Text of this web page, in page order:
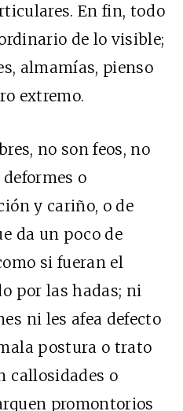
En fin, todo
de lo visible;
almamías, pienso
extremo.
no son feos, no
o
y cariño, o de
da un poco de
si fueran el
por las hadas; ni
ni les afea defecto
postura o trato
callosidades o
promontorios